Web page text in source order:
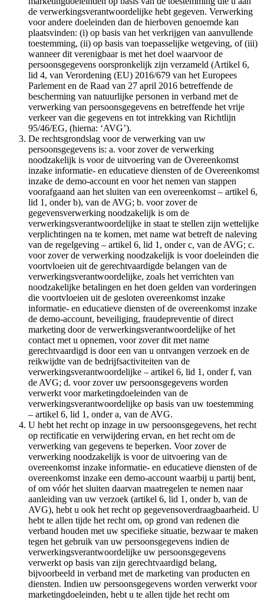
de verwerkingsverantwoordelijke hebt gegeven. Verwerking
voor andere doeleinden dan de hierboven genoemde kan
plaatsvinden: (i) op basis van het verkrijgen van aanvullende
toestemming, (ii) op basis van toepasselijke wetgeving, of (iii)
wanneer dit verenigbaar is met het doel waarvoor de
persoonsgegevens oorspronkelijk zijn verzameld (Artikel 6,
lid 4, van Verordening (EU) 2016/679 van het Europees
Parlement en de Raad van 27 april 2016 betreffende de
bescherming van natuurlijke personen in verband met de
verwerking van persoonsgegevens en betreffende het vrije
verkeer van die gegevens en tot intrekking van Richtlijn
95/46/EG, (hierna: ‘AVG’).
De rechtsgrondslag voor de verwerking van uw
persoonsgegevens is: a. voor zover de verwerking
noodzakelijk is voor de uitvoering van de Overeenkomst
inzake informatie- en educatieve diensten of de Overeenkomst
inzake de demo-account en voor het nemen van stappen
voorafgaand aan het sluiten van een overeenkomst – artikel 6,
lid 1, onder b), van de AVG; b. voor zover de
gegevensverwerking noodzakelijk is om de
verwerkingsverantwoordelijke in staat te stellen zijn wettelijke
verplichtingen na te komen, met name wat betreft de naleving
van de regelgeving – artikel 6, lid 1, onder c, van de AVG; c.
voor zover de verwerking noodzakelijk is voor doeleinden die
voortvloeien uit de gerechtvaardigde belangen van de
verwerkingsverantwoordelijke, zoals het verrichten van
noodzakelijke betalingen en het doen gelden van vorderingen
die voortvloeien uit de gesloten overeenkomst inzake
informatie- en educatieve diensten of de overeenkomst inzake
de demo-account, beveiliging, fraudepreventie of direct
marketing door de verwerkingsverantwoordelijke of het
contact met u opnemen, voor zover dit met name
gerechtvaardigd is door een van u ontvangen verzoek en de
reikwijdte van de bedrijfsactiviteiten van de
verwerkingsverantwoordelijke – artikel 6, lid 1, onder f, van
de AVG; d. voor zover uw persoonsgegevens worden
verwerkt voor marketingdoeleinden van de
verwerkingsverantwoordelijke op basis van uw toestemming
– artikel 6, lid 1, onder a, van de AVG.
U hebt het recht op inzage in uw persoonsgegevens, het recht
op rectificatie en verwijdering ervan, en het recht om de
verwerking van gegevens te beperken. Voor zover de
verwerking noodzakelijk is voor de uitvoering van de
overeenkomst inzake informatie- en educatieve diensten of de
overeenkomst inzake een demo-account waarbij u partij bent,
of om vóór het sluiten daarvan maatregelen te nemen naar
aanleiding van uw verzoek (artikel 6, lid 1, onder b, van de
AVG), hebt u ook het recht op gegevensoverdraagbaarheid. U
hebt te allen tijde het recht om, op grond van redenen die
verband houden met uw specifieke situatie, bezwaar te maken
tegen het gebruik van uw persoonsgegevens indien de
verwerkingsverantwoordelijke uw persoonsgegevens
verwerkt op basis van zijn gerechtvaardigd belang,
bijvoorbeeld in verband met de marketing van producten en
diensten. Indien uw persoonsgegevens worden verwerkt voor
marketingdoeleinden, hebt u te allen tijde het recht om